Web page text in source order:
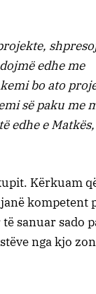
edhe me
bo ato
së paku me
edhe e
Kërkuam
kompetent
sanuar sado
nga kjo